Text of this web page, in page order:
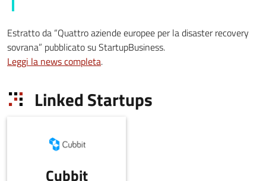
Estratto da “Quattro aziende europee per la disaster recovery
sovrana” pubblicato su StartupBusiness.
Leggi la news completa.
Linked Startups
Cubbit